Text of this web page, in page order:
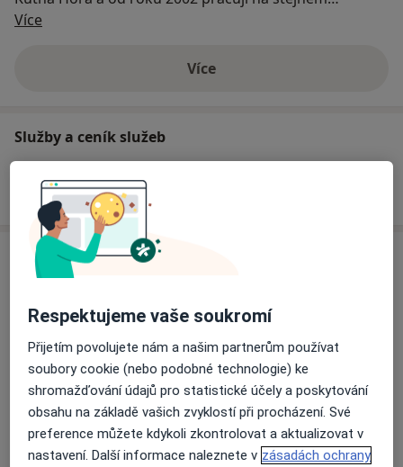
oddělení Oblastní nemocnice Kolín.
V roce 2007 jsem získala specializovanou způsobilost v
na operačním i na porodním sále. Od roku 2013 jsem
držitelkou licence k provozování expertní kolposkopie,
širokém okolí.
Mám ráda cestování, jezdím na kole a lyžích, s oblibou
si přečtu dobrou knihu; moc ráda vařím a peču.
Více
Víceo zkušenostech
Služby a ceník služeb
Jak fungují ceny?
Adresa
ambulance Kolín
Poliklinika Kolín, Smetanova 764, Kolín28020
Přiblížit mapuse otevře v nové záložce
Dostupnost
Na této adrese online kalendář není aktivní
Respektujeme vaše soukromí
Přijetím povolujete nám a našim partnerům používat
soubory cookie (nebo podobné technologie) ke
shromažďování údajů pro statistické účely a poskytování
obsahu na základě vašich zvyklostí při procházení. Své
preference můžete kdykoli zkontrolovat a aktualizovat v
nastavení. Další informace naleznete v zásadách ochrany